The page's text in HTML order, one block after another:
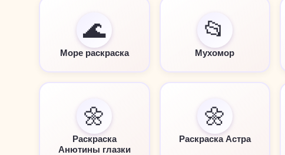
🌊
Море раскраска
📂
Мухомор
🌼
Раскраска
Анютины глазки
🌼
Раскраска Астра